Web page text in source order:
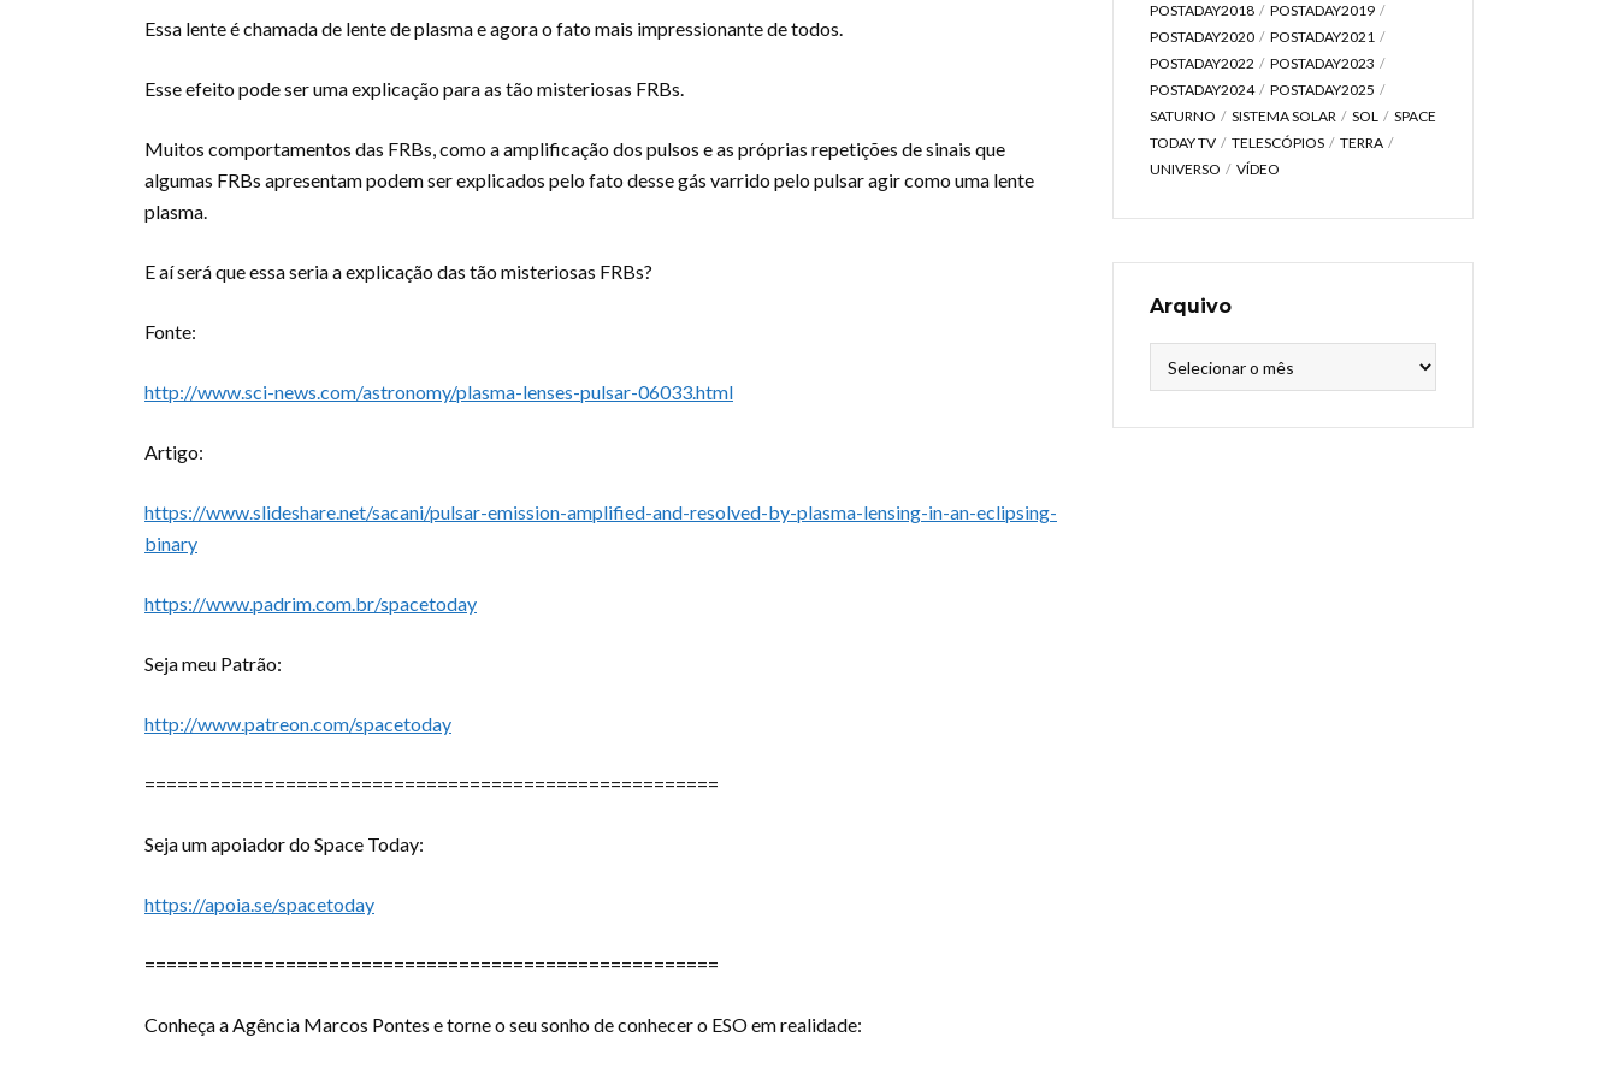
Essa lente é chamada de lente de plasma e agora o fato mais impressionante de todos.
Esse efeito pode ser uma explicação para as tão misteriosas FRBs.
Muitos comportamentos das FRBs, como a amplificação dos pulsos e as próprias repetições de sinais que
algumas FRBs apresentam podem ser explicados pelo fato desse gás varrido pelo pulsar agir como uma lente
plasma.
E aí será que essa seria a explicação das tão misteriosas FRBs?
Fonte:
http://www.sci-news.com/astronomy/plasma-lenses-pulsar-06033.html
Artigo:
https://www.slideshare.net/sacani/pulsar-emission-amplified-and-resolved-by-plasma-lensing-in-an-eclipsing-
binary
https://www.padrim.com.br/spacetoday
Seja meu Patrão:
http://www.patreon.com/spacetoday
=====================================================
Seja um apoiador do Space Today:
https://apoia.se/spacetoday
=====================================================
Conheça a Agência Marcos Pontes e torne o seu sonho de conhecer o ESO em realidade:
POSTADAY2018
POSTADAY2019
POSTADAY2020
POSTADAY2021
POSTADAY2022
POSTADAY2023
POSTADAY2024
POSTADAY2025
SATURNO
SISTEMA SOLAR SOL
SPACE
TODAY TV
TELESCÓPIOS
TERRA
UNIVERSO
VÍDEO
Arquivo